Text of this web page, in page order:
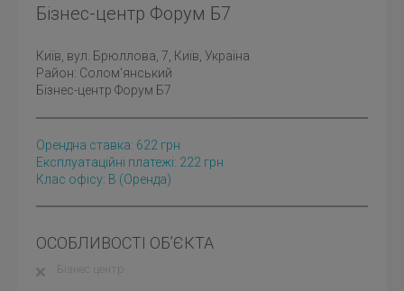
Бізнес-центр Форум Б7
Київ , вул. Брюллова, 7, Київ, Україна
Район: Солом'янський
Бізнес-центр Форум Б7
Орендна ставка: 622 грн
Експлуатаційні платежі: 222 грн
Клас офісу: B (оренда)
ОСОБЛИВОСТІ ОБ’ЄКТА
Бізнес центр